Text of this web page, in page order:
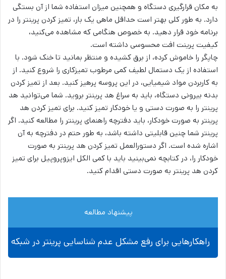
به مکان قرارگیری دستگاه و همچنین میزان استفاده شما از آن بستگی
دارد. به طور کلی بهتر است حداقل ماهی یک بار، تمیز کردن پرینتر را در
برنامه خود قرار دهید. به خصوص هنگامی که مشاهده می‌کنید،
کیفیت پرینت افت محسوسی داشته است.
چاپگر را خاموش کرده، از برق کشیده و منتظر بمانید تا خنک شود. با
استفاده از یک دستمال لطیف کمی مرطوب تمیزکاری را شروع کنید. از
به کاربردن مواد شیمیایی، در این پروسه پرهیز کنید. بعد از تمیز کردن
بدنه بیرونی دستگاه، باید به سراغ هد پرینتر بروید. شما می‌توانید هد
پرینتر را به صورت دستی و یا خودکار تمیز کنید. برای تمیز کردن هد
پرینتر به صورت خودکار، باید دفترچه راهنمای پرینتر را مطالعه کنید. اگر
پرینتر شما چنین قابلیتی داشته باشد، به طور حتم در دفترچه به آن
اشاره شده است. اگر دستورالعمل تمیز کردن هد پرینتر به صورت
خودکار را، در کتابچه نمی‌بینید باید با کمی الکل ایزوپروپیل برای تمیز
کردن هد پرینتر به صورت دستی اقدام کنید.
پیشنهاد مطالعه
راهکارهایی برای رفع مشکل عدم شناسایی پرینتر در شبکه